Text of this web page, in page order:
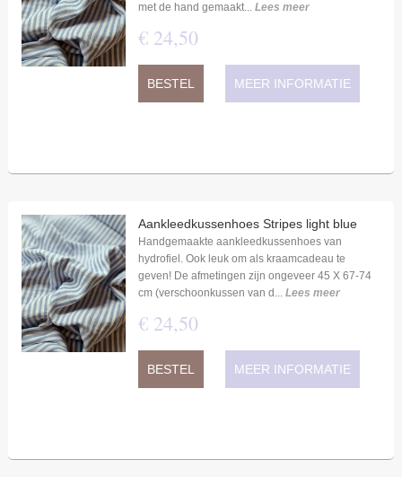
met de hand gemaakt... Lees meer
€ 24,50
BESTEL MEER INFORMATIE
Aankleedkussenhoes Stripes light blue
Handgemaakte aankleedkussenhoes van
hydrofiel. Ook leuk om als kraamcadeau te
geven! De afmetingen zijn ongeveer 45 X 67-74
cm (verschoonkussen van d... Lees meer
€ 24,50
BESTEL MEER INFORMATIE